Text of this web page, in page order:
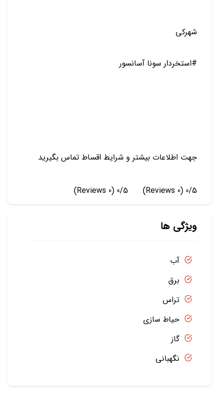
شهرکی
#استخردار سونا آسانسور
جهت اطلاعات بیشتر و شرایط اقساط تماس بگیرید
0/5
(0 Reviews)
0/5
(0 Reviews)
ویژگی ها
آب
برق
تراس
حیاط سازی
گاز
نگهبانی